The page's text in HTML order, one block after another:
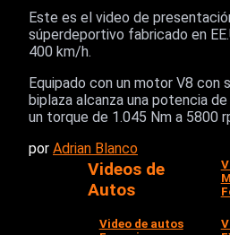
Este es el video de
súperdeportivo fabricado en
400 km/h.
Equipado con un motor V8 con
biplaza alcanza una potencia
un torque de 1.045 Nm a 5800
por Adrian Blanco
Videos de
Autos
Video de autos